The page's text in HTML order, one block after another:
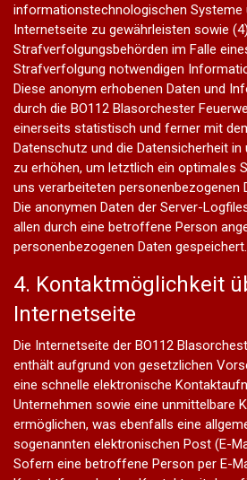
informationstechnologischen Systeme
Internetseite zu gewährleisten sowie
Strafverfolgungsbehörden im Falle
Strafverfolgung notwendigen
Diese anonym erhobenen Daten und
durch die BO112 Blasorchester
einerseits statistisch und ferner mit
Datenschutz und die Datensicherheit in
zu erhöhen, um letztlich ein optimales
uns verarbeiteten personenbezogenen
Die anonymen Daten der Server-
allen durch eine betroffene Person
personenbezogenen Daten gespeichert.
4. Kontaktmöglichkeit
Internetseite
Die Internetseite der BO112
enthält aufgrund von gesetzlichen
eine schnelle elektronische
Unternehmen sowie eine unmittelbare
ermöglichen, was ebenfalls eine
sogenannten elektronischen Post (E-
Sofern eine betroffene Person per E-